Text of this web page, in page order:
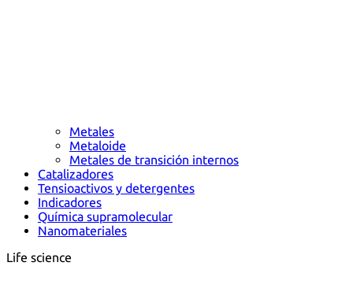
Metales
Metaloide
Metales de transición internos
Catalizadores
Tensioactivos y detergentes
Indicadores
Química supramolecular
Nanomateriales
Life science